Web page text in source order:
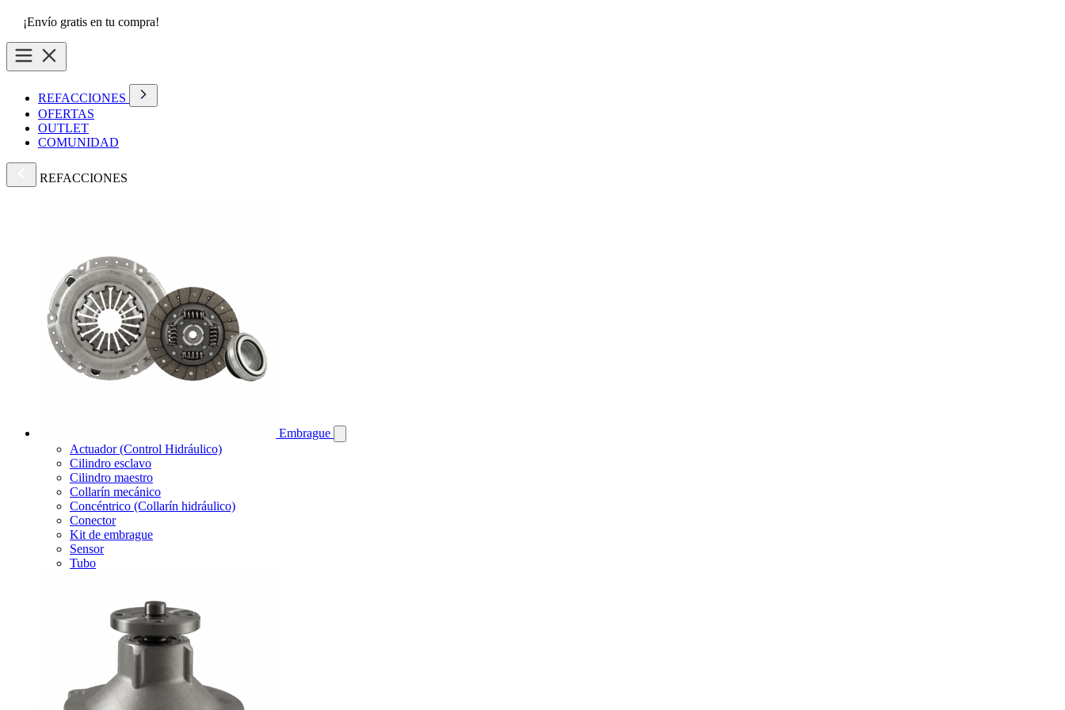
¡Envío gratis en tu compra!
REFACCIONES
OFERTAS
OUTLET
COMUNIDAD
REFACCIONES
Embrague
Actuador (Control Hidráulico)
Cilindro esclavo
Cilindro maestro
Collarín mecánico
Concéntrico (Collarín hidráulico)
Conector
Kit de embrague
Sensor
Tubo